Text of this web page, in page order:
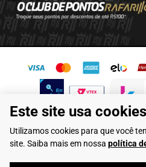
Este site usa cookies
Utilizamos cookies para que você
site. Saiba mais em nossa política
Flamarian Comércio de Calçados
Rua Evangelista de
Coronel Tamarindo,